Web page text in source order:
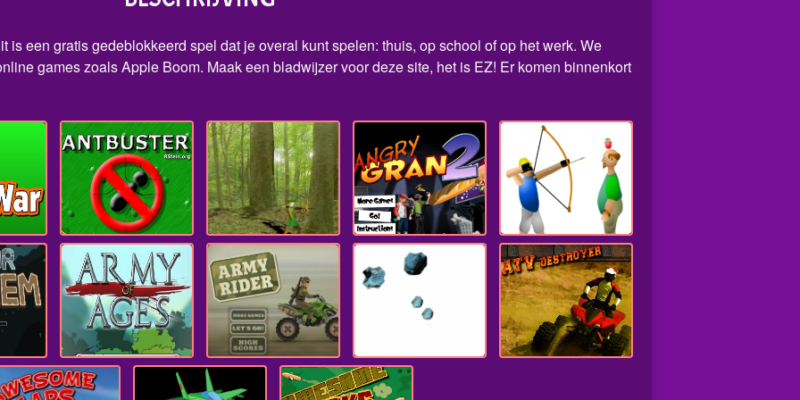
is een gratis gedeblokkeerd spel dat je overal kunt spelen: thuis, op school of op het werk. We
games zoals Apple Boom. Maak een bladwijzer voor deze site, het is EZ! Er komen binnenkort